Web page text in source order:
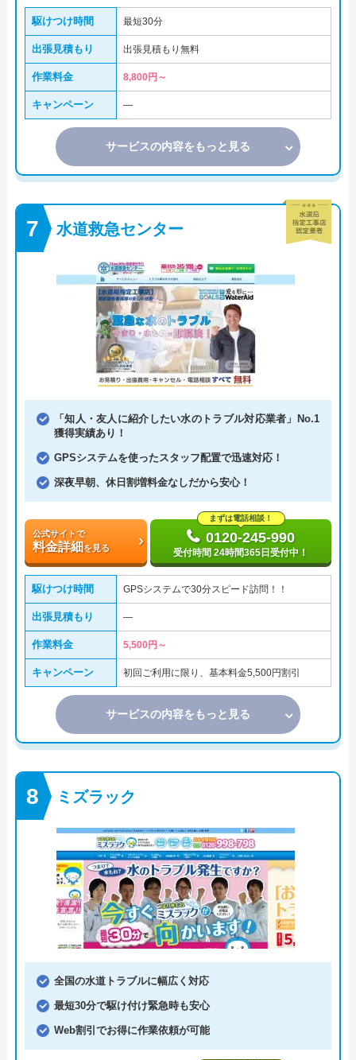
駆けつけ時間 最短30分
出張見積もり 出張見積もり無料
作業料金 8,800円～
キャンペーン ―
サービスの内容をもっと見る
水道救急センター
「知人・友人に紹介したい水のトラブル対応業者」No.1
獲得実績あり！
GPSシステムを使ったスタッフ配置で迅速対応！
深夜早朝、休日割増料金なしだから安心！
公式サイトで
料金詳細を見る
まずは電話相談！
0120-245-990
受付時間 24時間365日受付中！
駆けつけ時間 GPSシステムで30分スピード訪問！！
出張見積もり ―
作業料金 5,500円～
キャンペーン 初回ご利用に限り、基本料金5,500円割引
サービスの内容をもっと見る
ミズラック
全国の水道トラブルに幅広く対応
最短30分で駆け付け緊急時も安心
Web割引でお得に作業依頼が可能